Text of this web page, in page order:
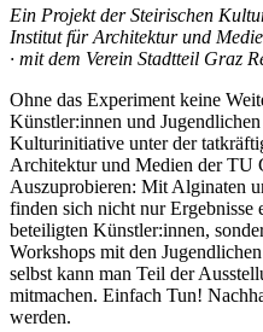
Ein Projekt der Steirischen
Institut für Architektur und
· mit dem Verein Stadtteil Graz
Ohne das Experiment keine
Künstler:innen und
Kulturinitiative unter der
Architektur und Medien der TU
Auszuprobieren: Mit Alginaten
finden sich nicht nur Ergebnisse
beteiligten Künstler:innen,
Workshops mit den
selbst kann man Teil der
mitmachen. Einfach Tun!
werden.